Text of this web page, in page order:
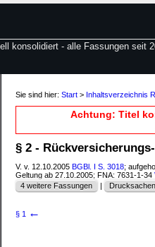
konsolidiert - alle Fassungen seit
Sie sind hier: Start > Inhaltsverzeichnis
Achtung: Titel
§ 2 -
V. v. 12.10.2005 BGBl. I S. 3018;
Geltung ab 27.10.2005; FNA: 7631-1-34
4 weitere Fassungen
|
§ 1 ←